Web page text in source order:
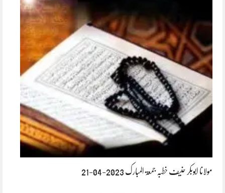
مولانا ابوبکر حنیف خطبہ جمعۃ المبارک 2023-04-21